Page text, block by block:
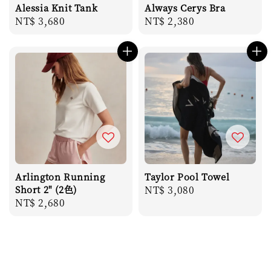
Alessia Knit Tank
Regular
NT$ 3,680
Always Cerys Bra
Regular
NT$ 2,380
Arlington Running
Short 2" (2色)
Regular
NT$ 2,680
Taylor Pool Towel
Regular
NT$ 3,080